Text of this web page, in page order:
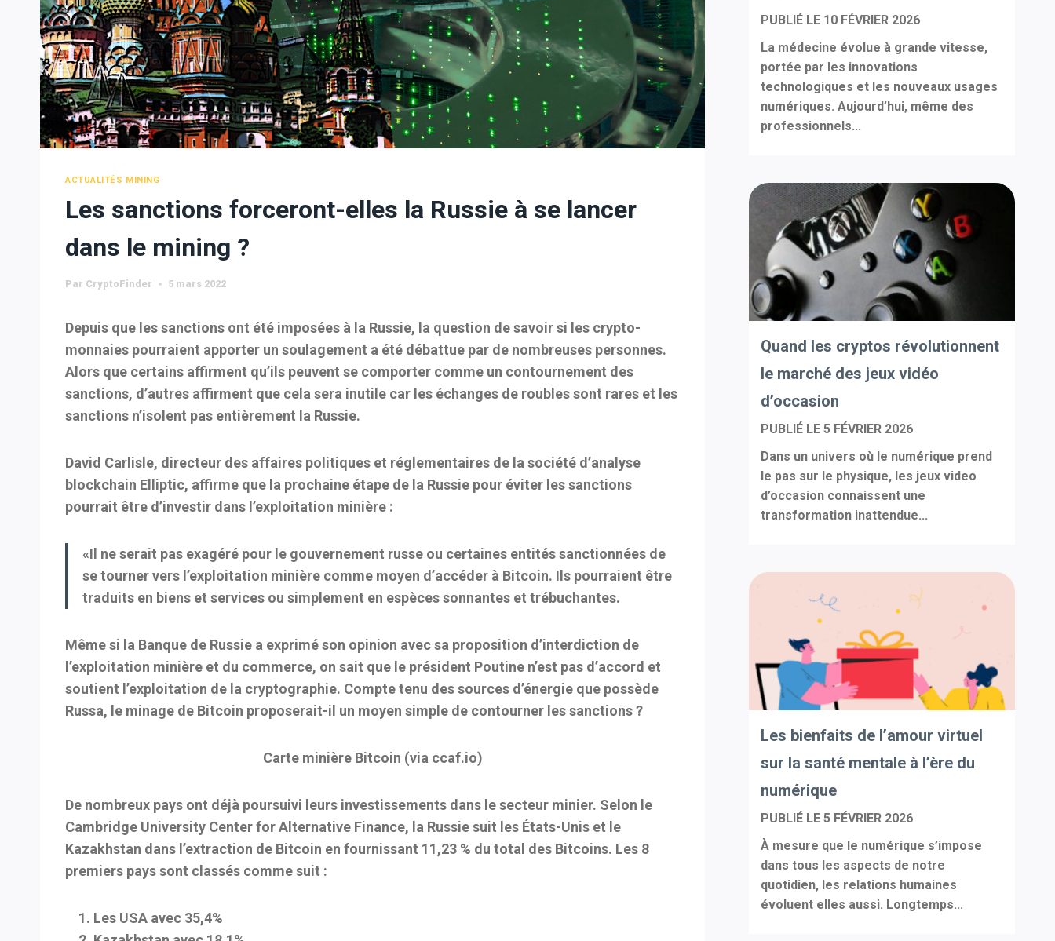
ACTUALITÉS MINING
Les sanctions forceront-elles la Russie à se lancer
dans le mining ?
Par CryptoFinder 5 mars 2022
Depuis que les sanctions ont été imposées à la Russie, la question de savoir si les crypto-
monnaies pourraient apporter un soulagement a été débattue par de nombreuses personnes.
Alors que certains affirment qu’ils peuvent se comporter comme un contournement des
sanctions, d’autres affirment que cela sera inutile car les échanges de roubles sont rares et les
sanctions n’isolent pas entièrement la Russie.
David Carlisle, directeur des affaires politiques et réglementaires de la société d’analyse
blockchain Elliptic, affirme que la prochaine étape de la Russie pour éviter les sanctions
pourrait être d’investir dans l’exploitation minière :
«Il ne serait pas exagéré pour le gouvernement russe ou certaines entités sanctionnées de
se tourner vers l’exploitation minière comme moyen d’accéder à Bitcoin. Ils pourraient être
traduits en biens et services ou simplement en espèces sonnantes et trébuchantes.
Même si la Banque de Russie a exprimé son opinion avec sa proposition d’interdiction de
l’exploitation minière et du commerce, on sait que le président Poutine n’est pas d’accord et
soutient l’exploitation de la cryptographie. Compte tenu des sources d’énergie que possède
Russa, le minage de Bitcoin proposerait-il un moyen simple de contourner les sanctions ?
Carte minière Bitcoin (via ccaf.io)
De nombreux pays ont déjà poursuivi leurs investissements dans le secteur minier. Selon le
Cambridge University Center for Alternative Finance, la Russie suit les États-Unis et le
Kazakhstan dans l’extraction de Bitcoin en fournissant 11,23 % du total des Bitcoins. Les 8
premiers pays sont classés comme suit :
Les USA avec 35,4%
PUBLIÉ LE 10 FÉVRIER 2026
La médecine évolue à grande vitesse,
portée par les innovations
technologiques et les nouveaux usages
numériques. Aujourd’hui, même des
professionnels...
Quand les cryptos révolutionnent
le marché des jeux vidéo
d’occasion
PUBLIÉ LE5 FÉVRIER 2026
Dans un univers où le numérique prend
le pas sur le physique, les jeux video
d’occasion connaissent une
transformation inattendue...
Les bienfaits de l’amour virtuel
sur la santé mentale à l’ère du
numérique
PUBLIÉ LE5 FÉVRIER 2026
À mesure que le numérique s’impose
dans tous les aspects de notre
quotidien, les relations humaines
évoluent elles aussi. Longtemps...